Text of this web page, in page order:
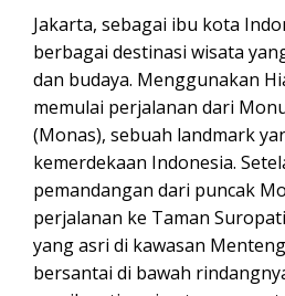
Jakarta, sebagai ibu kota
berbagai destinasi wisata
dan budaya. Menggunakan
memulai perjalanan dari
(Monas), sebuah landmark
kemerdekaan Indonesia.
pemandangan dari puncak
perjalanan ke Taman
yang asri di kawasan
bersantai di bawah